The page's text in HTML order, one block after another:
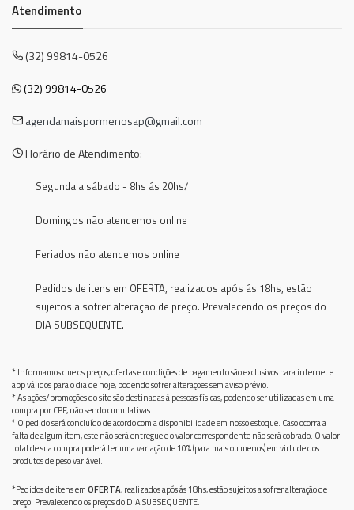
Atendimento
(32) 99814-0526
(32) 99814-0526
agendamaispormenosap@gmail.com
Horário de Atendimento:
Segunda a sábado - 8hs ás 20hs/
Domingos não atendemos online
Feriados não atendemos online
Pedidos de itens em OFERTA, realizados após ás 18hs, estão
sujeitos a sofrer alteração de preço. Prevalecendo os preços do
DIA SUBSEQUENTE.
* Informamos que os preços, ofertas e condições de pagamento são exclusivos para internet e
app válidos para o dia de hoje, podendo sofrer alterações sem aviso prévio.
* As ações/promoções do site são destinadas à pessoas físicas, podendo ser utilizadas em uma
compra por CPF, não sendo cumulativas.
* O pedido será concluído de acordo com a disponibilidade em nosso estoque. Caso ocorra a
falta de algum item, este não será entregue e o valor correspondente não será cobrado. O valor
total de sua compra poderá ter uma variação de 10% (para mais ou menos) em virtude dos
produtos de peso variável.
*Pedidos de itens emOFERTA, realizados após ás 18hs, estão sujeitos a sofrer alteração de
preço. Prevalecendo os preços do DIA SUBSEQUENTE.